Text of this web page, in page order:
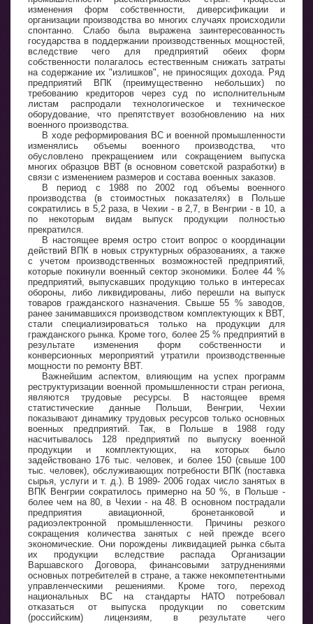
изменения форм собственности, диверсификации и
организации производства во многих случаях происходили
спонтанно. Слабо была выражена заинтересованность
государства в поддержании производственных мощностей,
вследствие чего для предприятий обеих форм
собственности полагалось естественным снижать затраты
на содержание их "излишков", не приносящих дохода. Ряд
предприятий ВПК (преимущественно небольших) по
требованию кредиторов через суд по исполнительным
листам распродали технологическое и техническое
оборудование, что препятствует возобновлению на них
военного производства.
В ходе реформирования ВС и военной промышленности
изменялись объемы военного производства, что
обусловлено прекращением или сокращением выпуска
многих образцов ВВТ (в основном советской разработки) в
связи с изменением размеров и состава военных заказов.
В период с 1988 по 2002 год объемы военного
производства (в стоимостных показателях) в Польше
сократились в 5,2 раза, в Чехии - в 2,7, в Венгрии - в 10, а
по некоторым видам выпуск продукции полностью
прекратился.
В настоящее время остро стоит вопрос о координации
действий ВПК в новых структурных образованиях, а также
с учетом производственных возможностей предприятий,
которые покинули военный сектор экономики. Более 44 %
предприятий, выпускавших продукцию только в интересах
обороны, либо ликвидированы, либо перешли на выпуск
товаров гражданского назначения. Свыше 55 % заводов,
ранее занимавшихся производством комплектующих к ВВТ,
стали специализироваться только на продукции для
гражданского рынка. Кроме того, более 25 % предприятий в
результате изменения форм собственности и
конверсионных мероприятий утратили производственные
мощности по ремонту ВВТ.
Важнейшим аспектом, влияющим на успех программ
реструктуризации военной промышленности стран региона,
являются трудовые ресурсы. В настоящее время
статистические данные Польши, Венгрии, Чехии
показывают динамику трудовых ресурсов только основных
военных предприятий. Так, в Польше в 1988 году
насчитывалось 128 предприятий по выпуску военной
продукции и комплектующих, на которых было
задействовано 176 тыс. человек, и более 150 (свыше 100
тыс. человек), обслуживающих потребности ВПК (поставка
сырья, услуги и т. д.). В 1989- 2006 годах число занятых в
ВПК Венгрии сократилось примерно на 50 %, в Польше -
более чем на 80, в Чехии - на 48. В основном пострадали
предприятия авиационной, бронетанковой и
радиоэлектронной промышленности. Причины резкого
сокращения количества занятых с ней прежде всего
экономические. Они порождены ликвидацией рынка сбыта
их продукции вследствие распада Организации
Варшавского Договора, финансовыми затруднениями
основных потребителей в стране, а также некомпетентными
управленческими решениями. Кроме того, переход
национальных ВС на стандарты НАТО потребовал
отказаться от выпуска продукции по советским
(российским) лицензиям, в результате чего